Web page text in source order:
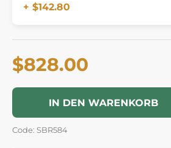
+ $142.80
$828.00
IN DEN WARENKORB
Code: SBR584